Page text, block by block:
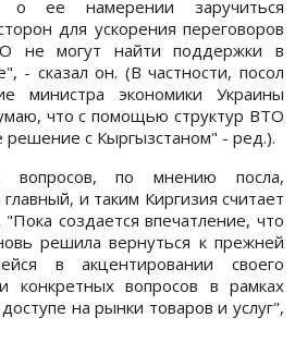
о ее намерении заручиться
для ускорения переговоров
не могут найти поддержки в
- сказал он. (В частности, посол
министра экономики Украины
что с помощью структур ВТО
с Кыргызстаном" - ред.).
вопросов, по мнению посла,
и таким Киргизия считает
"Пока создается впечатление, что
решила вернуться к прежней
в акцентировании своего
конкретных вопросов в рамках
на рынки товаров и услуг",